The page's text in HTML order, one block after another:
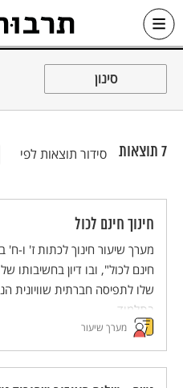
Skip
כל האתר
סינון
7 תוצאות סידור תוצאות לפי
חינוך חינם לכול
מערך שיעור חינוך לכתות ז' ו-ח'
חינם לכול", ובו דיון בחשיבותו
שלו לתפיסה חברתית שוויונית
בתלמוד.
מערך שיעור